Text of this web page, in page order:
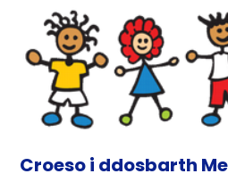
Croeso i ddosbarth